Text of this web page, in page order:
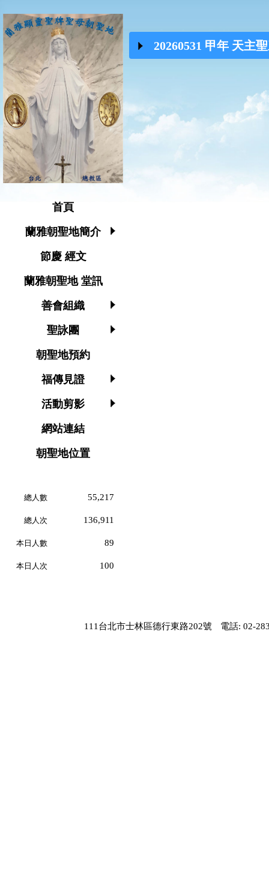
首頁
蘭雅朝聖地簡介
節慶 經文
蘭雅朝聖地 堂訊
善會組織
聖詠團
朝聖地預約
福傳見證
活動剪影
網站連結
朝聖地位置
總人數 55,217
總人次 136,911
本日人數 89
本日人次 100
20260531 甲年 天主
111台北市士林區德行東路202號 電話: 02-